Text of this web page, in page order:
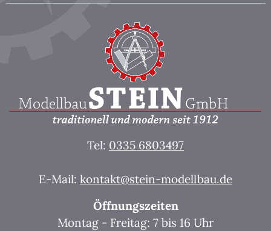
Tel: 0335 6803497
E-Mail: kontakt@stein-modellbau.de
Öffnungszeiten
Montag - Freitag: 7 bis 16 Uhr